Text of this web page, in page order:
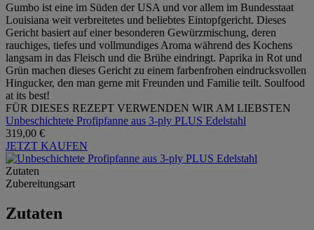
Gumbo ist eine im Süden der USA und vor allem im Bundesstaat
Louisiana weit verbreitetes und beliebtes Eintopfgericht. Dieses
Gericht basiert auf einer besonderen Gewürzmischung, deren
rauchiges, tiefes und vollmundiges Aroma während des Kochens
langsam in das Fleisch und die Brühe eindringt. Paprika in Rot und
Grün machen dieses Gericht zu einem farbenfrohen eindrucksvollen
Hingucker, den man gerne mit Freunden und Familie teilt. Soulfood
at its best!
FÜR DIESES REZEPT VERWENDEN WIR AM LIEBSTEN
Unbeschichtete Profipfanne aus 3-ply PLUS Edelstahl
319,00 €
JETZT KAUFEN
Zutaten
Zubereitungsart
Zutaten